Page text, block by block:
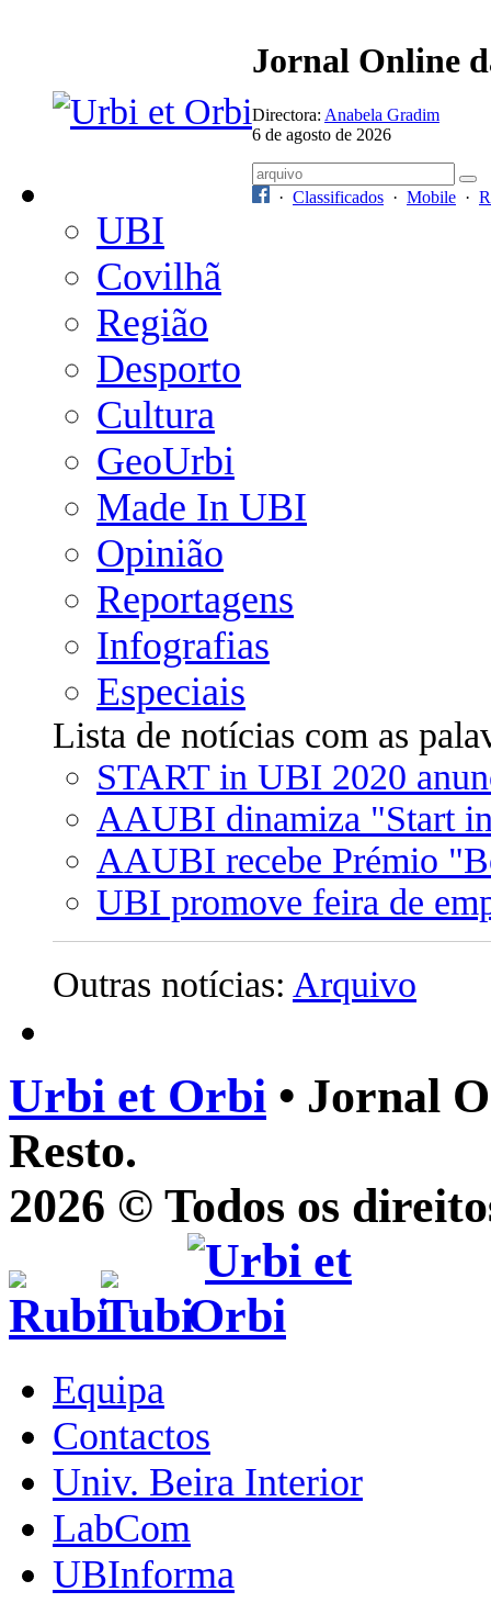
Jornal Online
Directora: Anabela Gradim
6 de agosto de 2026
· Classificados · Mobile ·
UBI
Covilhã
Região
Desporto
Cultura
GeoUrbi
Made In UBI
Opinião
Reportagens
Infografias
Especiais
Lista de notícias com as
START in UBI 2020
AAUBI dinamiza "Start
AAUBI recebe Prémio
UBI promove feira de
Outras notícias: Arquivo
Urbi et Orbi • Jornal
Resto.
2026 © Todos os
Equipa
Contactos
Univ. Beira Interior
LabCom
UBInforma